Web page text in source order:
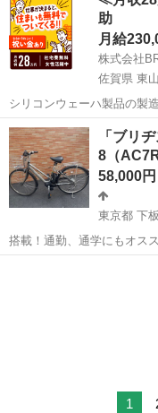
助
月給
株式会社
佐賀県 東
シリコンウェーハ製品の製
やカップルとの応募OK◎年
実♪業務はクリーンルーム
300円～の格安食堂あり！《
佐賀 伊万里市 東
「ブリ
8（
58,000円
東京都 下
搭載！通勤、通学にもオス
ョンメーター …
1